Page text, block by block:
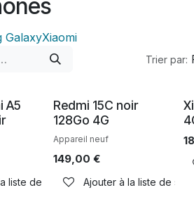
GalaxyXiaomi
Trier par:
A5
liste de souhaits
Neuf
Redmi 15C noir
128Go 4G
Appareil neuf
149,00 €
Ajouter à la liste de